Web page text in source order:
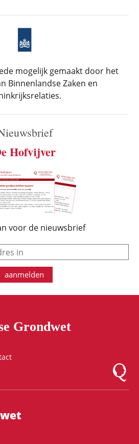
mogelijk gemaakt door het
Binnenlandse Zaken en
Hofvijver
voor de nieuwsbrief
e-mail
aanmelden
Grondwet
Logo